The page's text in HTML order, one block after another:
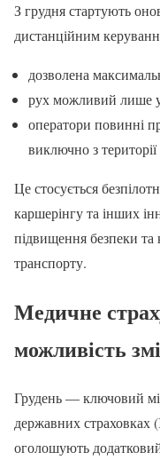
З грудня стартують
дистанційним
дозволена
рух можливий лише у
оператори повинні
виключно з
Це стосується
каршерінгу та інших
підвищення безпеки
транспорту.
Медичне
можливість
Грудень — ключовий
державних страховках
оголошують